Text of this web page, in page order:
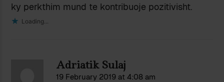
ky perkthim mund te kontribuoje pozitivisht.
Loading...
Adriatik Sulaj
19 February 2019 at 4:08 am